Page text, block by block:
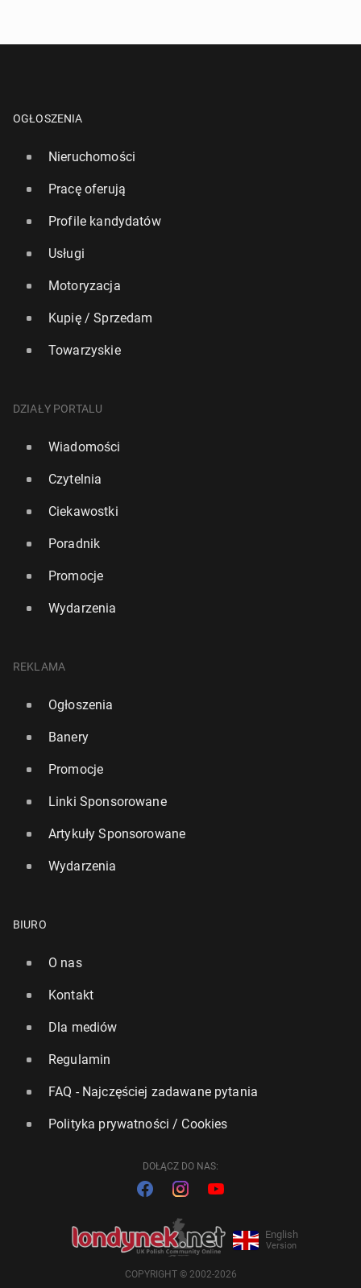
OGŁOSZENIA
Nieruchomości
Pracę oferują
Profile kandydatów
Usługi
Motoryzacja
Kupię / Sprzedam
Towarzyskie
DZIAŁY PORTALU
Wiadomości
Czytelnia
Ciekawostki
Poradnik
Promocje
Wydarzenia
REKLAMA
Ogłoszenia
Banery
Promocje
Linki Sponsorowane
Artykuły Sponsorowane
Wydarzenia
BIURO
O nas
Kontakt
Dla mediów
Regulamin
FAQ - Najczęściej zadawane pytania
Polityka prywatności / Cookies
DOŁĄCZ DO NAS:
English
Version
COPYRIGHT © 2002-2026